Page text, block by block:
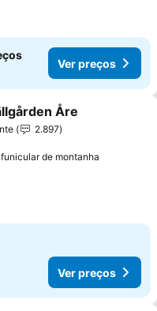
Ver preços
aos favoritos
Åre
2.897
de montanha
Ver preços